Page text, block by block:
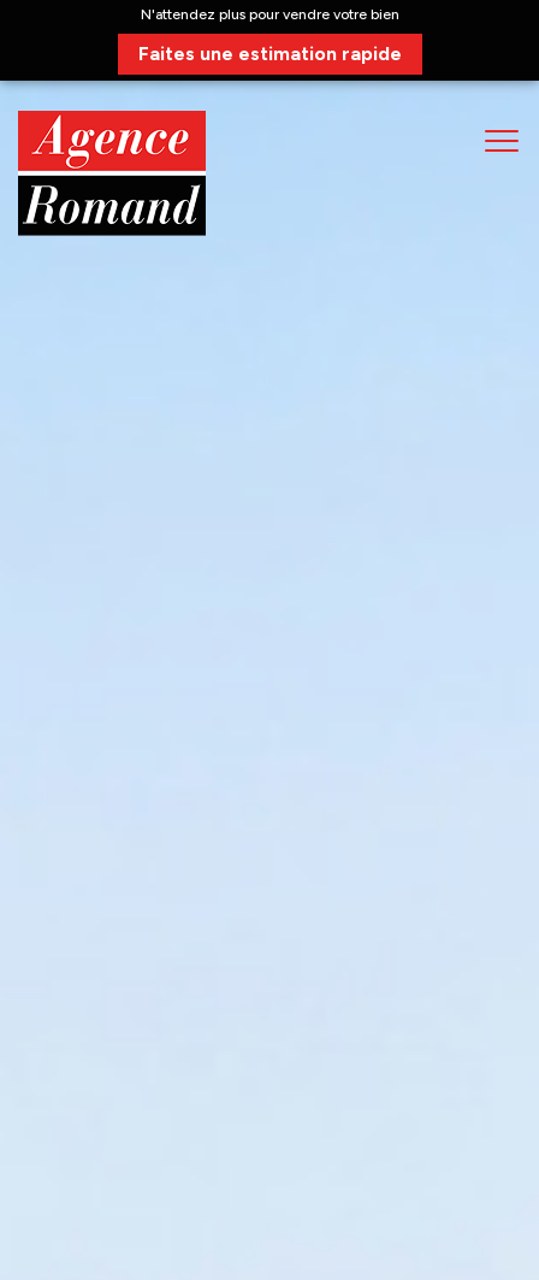
N'attendez plus pour vendre votre bien
Faites une estimation rapide